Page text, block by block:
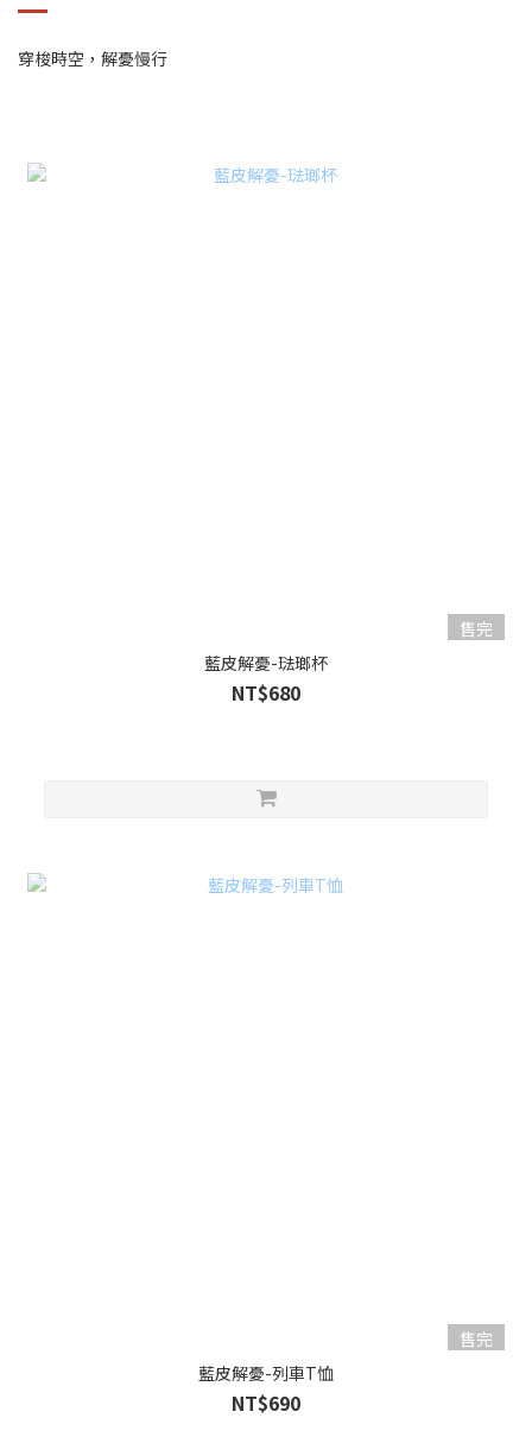
穿梭時空，解憂慢行
售完
藍皮解憂-琺瑯杯
NT$680
售完
藍皮解憂-列車T恤
NT$690